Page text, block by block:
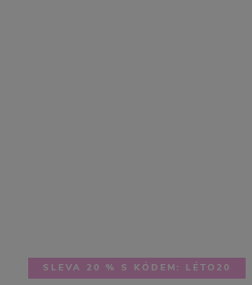
SLEVA 20 % S KÓDEM: LÉTO20